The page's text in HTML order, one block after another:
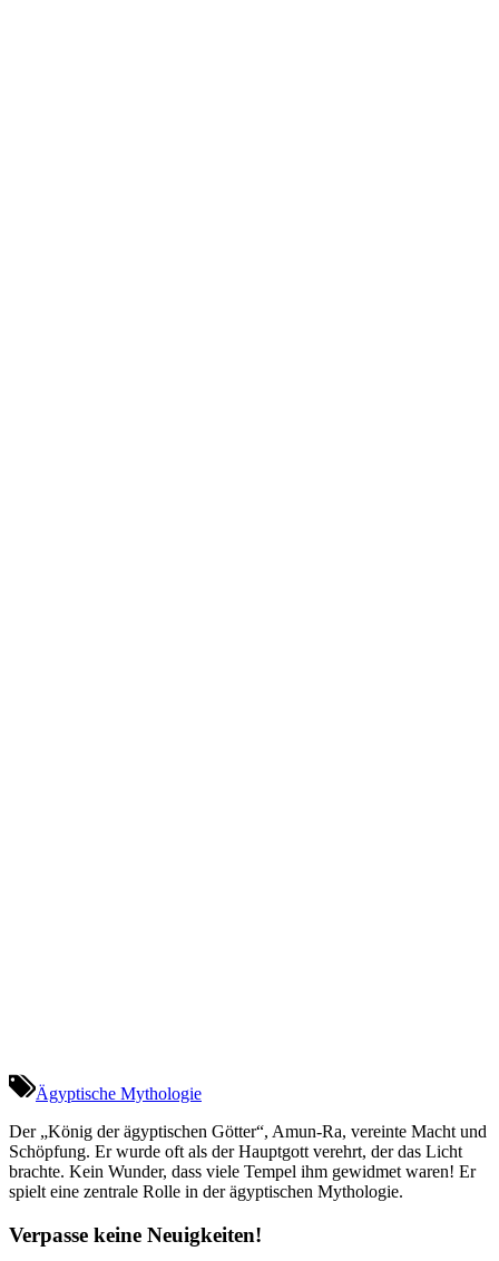
Ägyptische Mythologie
Der „König der ägyptischen Götter“, Amun-Ra, vereinte Macht und
Schöpfung. Er wurde oft als der Hauptgott verehrt, der das Licht
brachte. Kein Wunder, dass viele Tempel ihm gewidmet waren! Er
spielt eine zentrale Rolle in der ägyptischen Mythologie.
Verpasse keine Neuigkeiten!